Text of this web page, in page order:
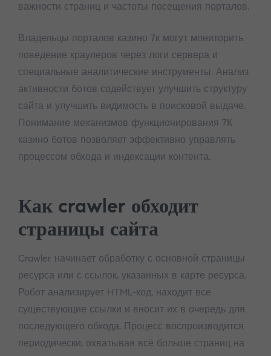
важности страниц и частоты посещения порталов.
Владельцы порталов казино 7к могут мониторить
поведение краулеров через логи сервера и
специальные аналитические инструменты. Анализ
активности ботов содействует улучшить структуру
сайта и улучшить видимость в поисковой выдаче.
Понимание механизмов функционирования 7К
казино ботов позволяет эффективно управлять
процессом обхода и индексации контента.
Как crawler обходит
страницы сайта
Crawler начинает обработку с основной страницы
ресурса или с ссылок, указанных в карте ресурса.
Робот анализирует HTML-код, находит все
существующие ссылки и вносит их в очередь для
последующего обхода. Процесс воспроизводится
периодически, охватывая всё больше страниц на